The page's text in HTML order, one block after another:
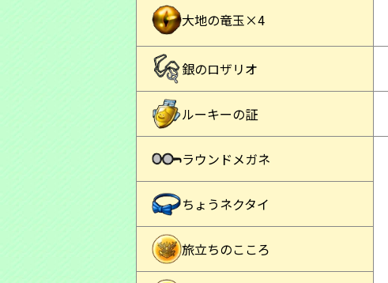
大地の竜玉×4
銀のロザリオ
ルーキーの証
ラウンドメガネ
ちょうネクタイ
旅立ちのこころ